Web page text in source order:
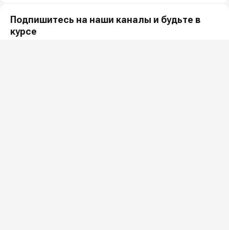
Подпишитесь на наши каналы и будьте в
курсе